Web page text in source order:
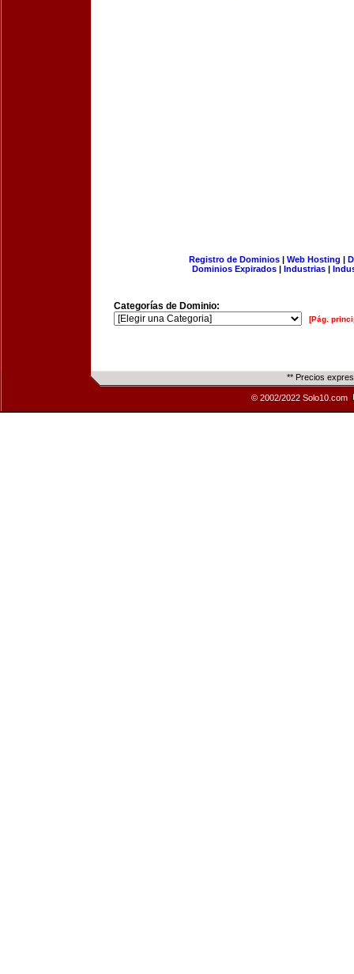
Registro de Dominios| Web Hosting |
Dominios Expirados | Industrias |
Categorías de Dominio:
[Pág.
** Precios
© 2002/2022 Solo10.com